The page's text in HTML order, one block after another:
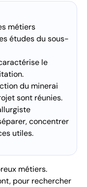
métiers
études du sous-
le
du minerai
sont réunies.
concentrer
utiles.
métiers.
pour rechercher